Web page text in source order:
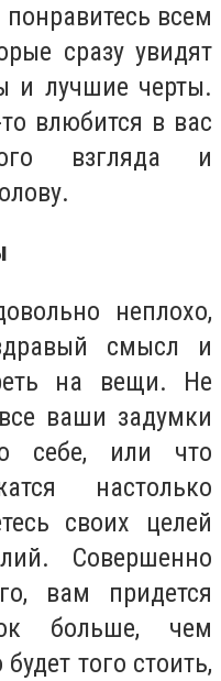
всем
сразу увидят
и лучшие черты.
влюбится в вас
взгляда и
неплохо,
смысл и
на вещи. Не
ваши задумки
себе, или что
настолько
своих целей
Совершенно
вам придется
больше, чем
того стоить,